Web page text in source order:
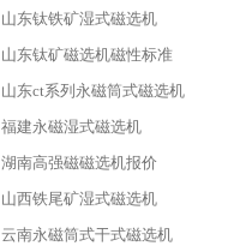
山东钛铁矿湿式磁选机
山东钛矿磁选机磁性标准
山东ct系列永磁筒式磁选机
福建永磁湿式磁选机
湖南高强磁磁选机报价
山西铁尾矿湿式磁选机
云南永磁筒式干式磁选机